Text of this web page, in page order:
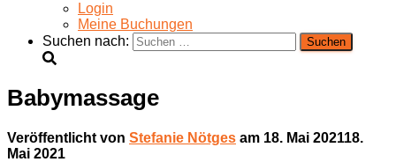
Login
Meine Buchungen
Suchen nach:
Babymassage
Veröffentlicht von Stefanie Nötges am 18. Mai 202118.
Mai 2021